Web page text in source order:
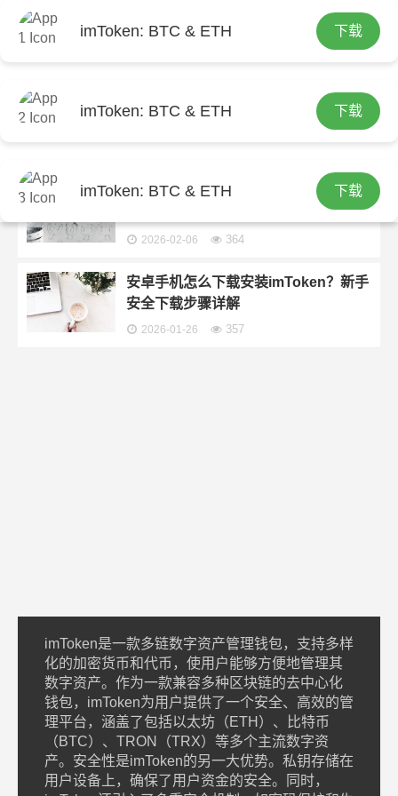
imToken: BTC & ETH 下载
imToken: BTC & ETH 下载
imToken: BTC & ETH 下载
首页
包含"imtoken安卓版下载全攻略：新手必
imToken安卓版官方下载教程：安全安
安卓手机怎么下载imToken？官网下载
2026-02-06 364
安卓手机怎么下载安装imToken？新手
安全下载步骤详解
2026-01-26 357
imToken是一款多链数字资产管理钱包，支持多样
化的加密货币和代币，使用户能够方便地管理其
数字资产。作为一款兼容多种区块链的去中心化
钱包，imToken为用户提供了一个安全、高效的管
理平台，涵盖了包括以太坊（ETH）、比特币
（BTC）、TRON（TRX）等多个主流数字资
产。安全性是imToken的另一大优势。私钥存储在
用户设备上，确保了用户资金的安全。同时，